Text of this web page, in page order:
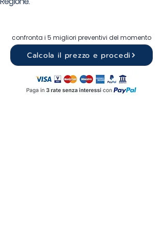
confronta i 5 migliori preventivi del momento
Calcola il prezzo e procedi